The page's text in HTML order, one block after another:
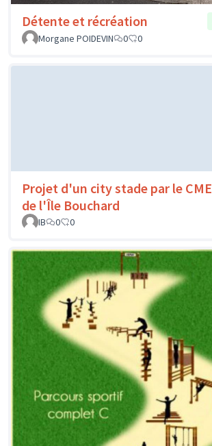
Détente et récréation
Morgane POIDEVIN
0 0
Projet d'un city stade par le CME
de l'Île Bouchard
IB
0 0